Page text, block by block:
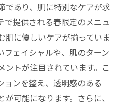
で感じる特別メニューの
じたエステの重要性
対応する特別メニューの
春の肌変化とは
であり、肌に特別なケアが求
で提供される春限定のメニュ
肌に優しいケアが揃っていま
フェイシャルや、肌のターン
ントが注目されています。こ
ョンを整え、透明感のある
可能になります。さらに、